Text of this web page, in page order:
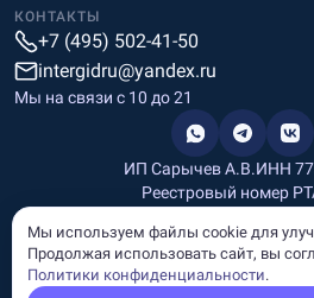
КОНТАКТЫ
+7 (495) 502-41-50
intergidru@yandex.ru
Мы на связи c 10 до 21
ИП Сарычев А.В.ИНН
Реестровый номер
Информация, размещённая на
характер и не является рекламой
Мы используем файлы cookie для
Продолжая использовать сайт, вы
Политики конфиденциальности.